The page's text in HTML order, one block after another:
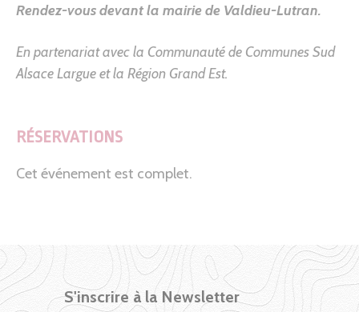
Rendez-vousdevant la mairie de Valdieu-Lutran.
En partenariat avec la Communauté de Communes Sud
Alsace Largue et la Région Grand Est.
RÉSERVATIONS
Cet événement est complet.
S'inscrire à la Newsletter